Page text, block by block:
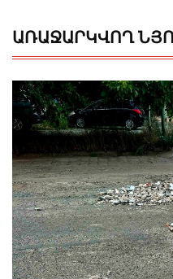
ԱՌԱՋԱՐԿՎՈՂ